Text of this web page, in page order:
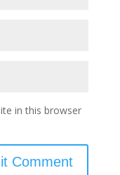
in this browser